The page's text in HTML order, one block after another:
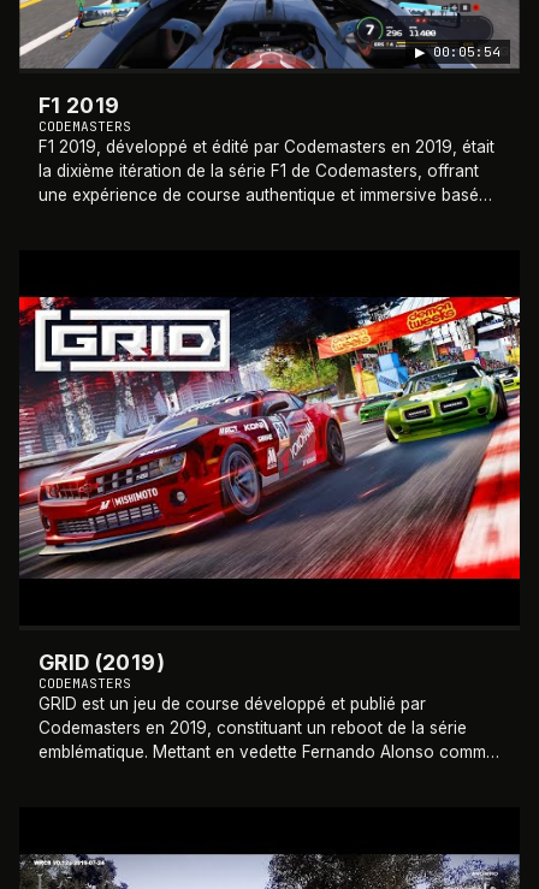
▶00:05:54
F1 2019
CODEMASTERS
F1 2019, développé et édité par Codemasters en 2019, était
la dixième itération de la série F1 de Codemasters, offrant
une expérience de course authentique et immersive basée
GRID (2019)
CODEMASTERS
GRID est un jeu de course développé et publié par
Codemasters en 2019, constituant un reboot de la série
emblématique. Mettant en vedette Fernando Alonso comme